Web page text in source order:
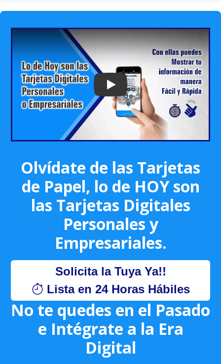
Play: Keynote (Google I/O '18)
Olvídate de las Tarjetas
de Papel, lo de HOY son
las Tarjetas Digitales
Personales y
Empresariales.
Solicita la Tuya Ya!!
Lista en 24 Horas Hábiles
No te quedes en el Pasado
e Intégrate a la Era
Digital